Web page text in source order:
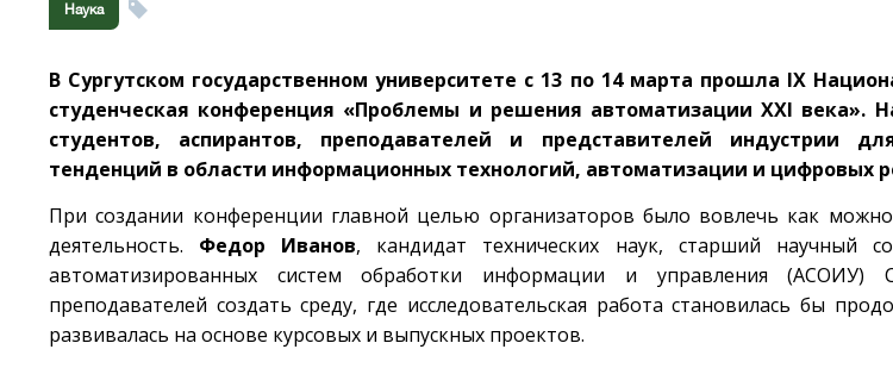
Наука
В Сургутском государственном университете с 13 по 14 марта прошла IX
студенческая конференция «Проблемы и решения автоматизации XXI века».
студентов, аспирантов, преподавателей и представителей индустрии
тенденций в области информационных технологий, автоматизации и цифровых
При создании конференции главной целью организаторов было вовлечь как
деятельность. Федор Иванов, кандидат технических наук, старший научный
автоматизированных систем обработки информации и управления (АСОИУ)
преподавателей создать среду, где исследовательская работа становилась бы
развивалась на основе курсовых и выпускных проектов.